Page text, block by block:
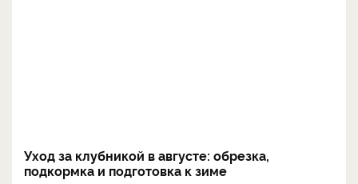
Уход за клубникой в августе: обрезка,
подкормка и подготовка к зиме